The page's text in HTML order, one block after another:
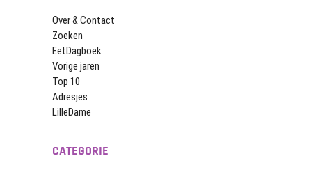
Over & Contact
Zoeken
EetDagboek
Vorige jaren
Top 10
Adresjes
LilleDame
CATEGORIE